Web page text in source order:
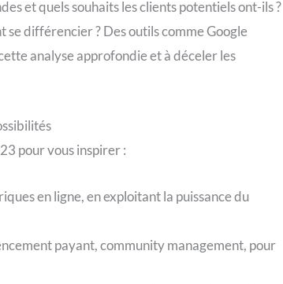
et quels souhaits les clients potentiels ont-ils ?
se différencier ? Des outils comme Google
analyse approfondie et à déceler les
pour vous inspirer :
en ligne, en exploitant la puissance du
payant, community management, pour